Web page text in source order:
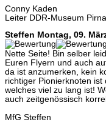
Conny Kaden
Leiter DDR-Museum Pirna
Steffen Montag, 09.
Nette Seite! Bin selber
Euren Flyern und auch
da ist anzumerken, kein
richtiger Pionierknoten
welches viel zu lang ist!
auch zeitgenössisch
MfG Steffen